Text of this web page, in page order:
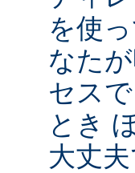
を使
なた
セス
とき
大丈夫